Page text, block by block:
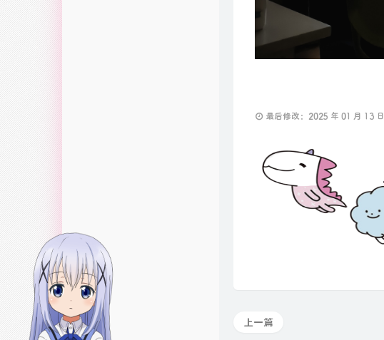
最后修改：2025 年 01 月 13 日
上一篇